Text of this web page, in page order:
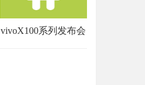
vivoX100系列发布会